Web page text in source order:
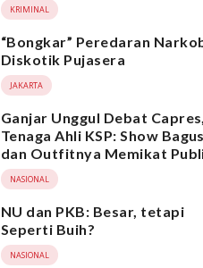
KRIMINAL
“Bongkar” Peredaran
Diskotik Pujasera
JAKARTA
Ganjar Unggul Debat
Tenaga Ahli KSP: Show Bagus
dan Outfitnya Memikat
NASIONAL
NU dan PKB: Besar, tetapi
Seperti Buih?
NASIONAL